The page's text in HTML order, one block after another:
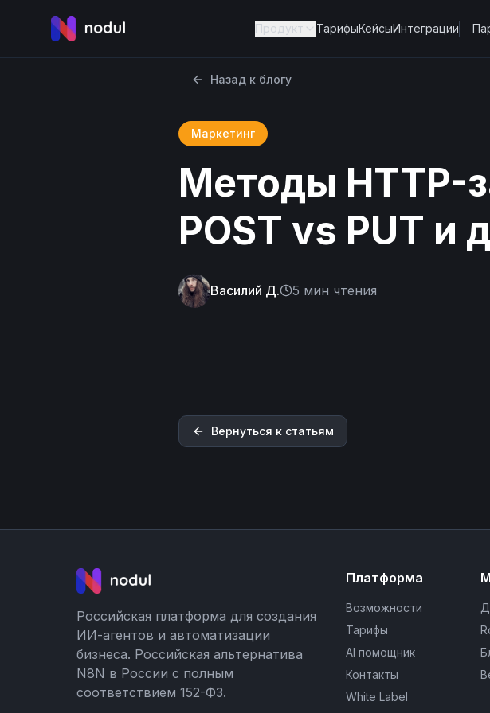
Продукт ТарифыКейсыИнтеграции
Назад к блогу
Маркетинг
Методы HTTP-
POST vs PUT и
Василий Д. 5 мин чтения
Вернуться к статьям
Российская платформа для создания
ИИ-агентов и автоматизации
бизнеса. Российская альтернатива
N8N в России с полным
соответствием 152-ФЗ.
Платформа
Возможности
Тарифы
AI помощник
Контакты
White Label